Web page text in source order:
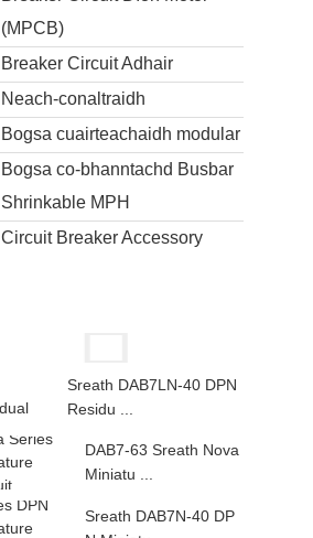
(MPCB)
Breaker Circuit Adhair
Neach-conaltraidh
Bogsa cuairteachaidh modular
Bogsa co-bhanntachd Busbar
Shrinkable MPH
Circuit Breaker Accessory
Sreath DAB7LN-40 DPN
Residu ...
DAB7-63 Sreath Nova
Miniatu ...
Sreath DAB7N-40 DP